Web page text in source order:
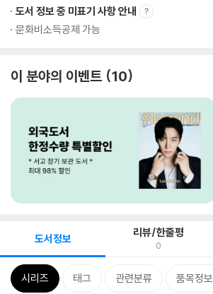
도서 정보 중 미표기 사항 안내
문화비소득공제 가능
이 분야의 이벤트 10
도서정보 리뷰/한줄평
0
시리즈 태그 관련분류 품목정보